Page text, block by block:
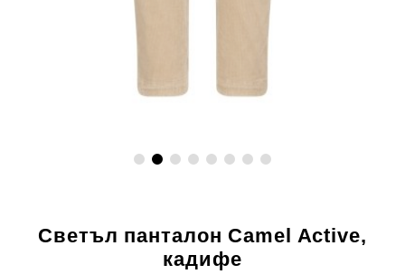
Светъл панталон Camel Active,
кадифе